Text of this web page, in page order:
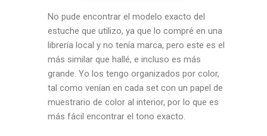
No pude encontrar el modelo exacto del
estuche que utilizo, ya que lo compré en una
librería local y no tenía marca, pero este es el
más similar que hallé, e incluso es más
grande. Yo los tengo organizados por color,
tal como venían en cada set con un papel de
muestrario de color al interior, por lo que es
más fácil encontrar el tono exacto.